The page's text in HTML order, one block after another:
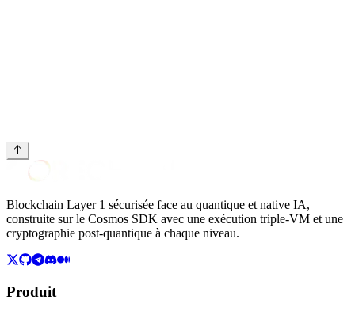
Blockchain Layer 1 sécurisée face au quantique et native IA,
construite sur le Cosmos SDK avec une exécution triple-VM et une
cryptographie post-quantique à chaque niveau.
Produit